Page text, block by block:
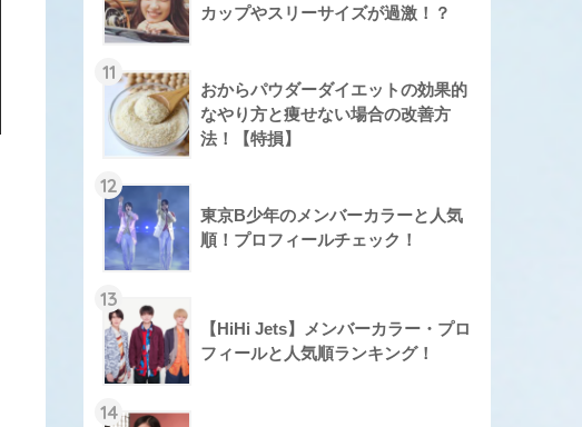
カップやスリーサイズが過激！？
11
おからパウダーダイエットの効果的
なやり方と痩せない場合の改善方
法！【特損】
12
東京B少年のメンバーカラーと人気
順！プロフィールチェック！
13
【HiHi Jets】メンバーカラー・プロ
フィールと人気順ランキング！
14